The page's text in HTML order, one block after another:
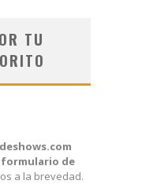
TU
formulario de
a la brevedad.